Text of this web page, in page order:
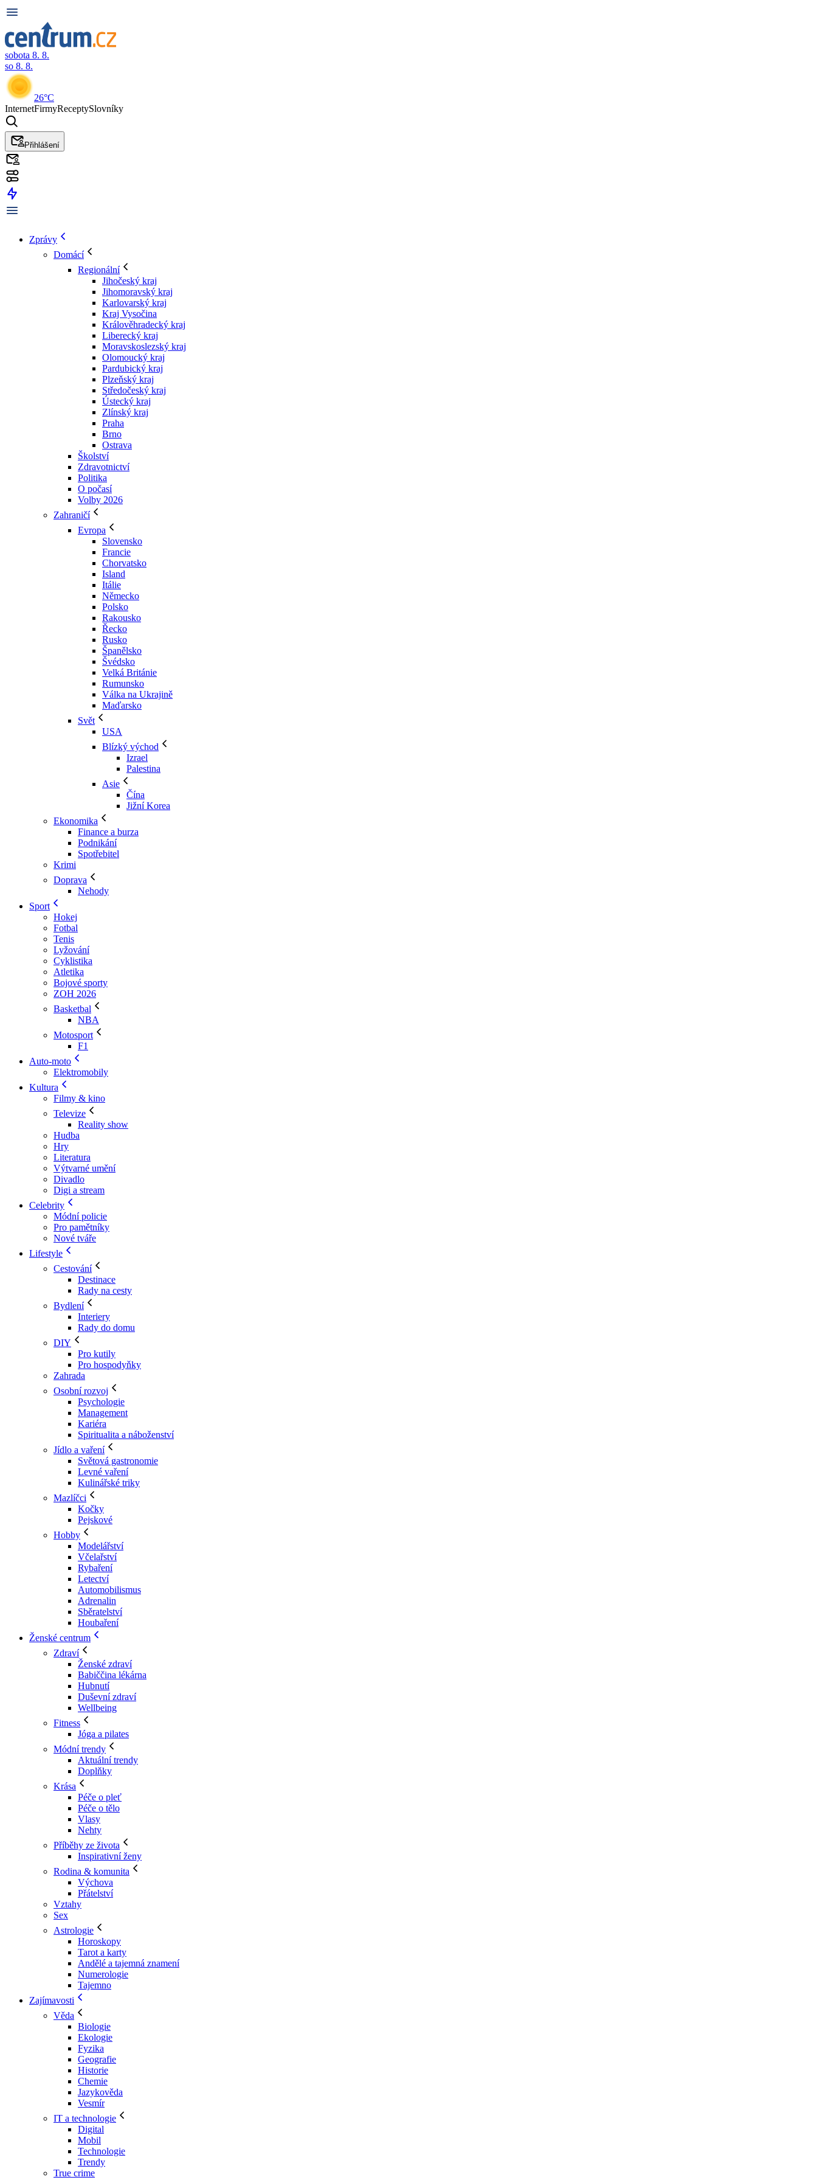
sobota 8. 8.
so 8. 8.
26°C
InternetFirmyReceptySlovníky
Přihlášení
Zprávy
Domácí
Regionální
Jihočeský kraj
Jihomoravský kraj
Karlovarský kraj
Kraj Vysočina
Králověhradecký kraj
Liberecký kraj
Moravskoslezský kraj
Olomoucký kraj
Pardubický kraj
Plzeňský kraj
Středočeský kraj
Ústecký kraj
Zlínský kraj
Praha
Brno
Ostrava
Školství
Zdravotnictví
Politika
O počasí
Volby 2026
Zahraničí
Evropa
Slovensko
Francie
Chorvatsko
Island
Itálie
Německo
Polsko
Rakousko
Řecko
Rusko
Španělsko
Švédsko
Velká Británie
Rumunsko
Válka na Ukrajině
Maďarsko
Svět
USA
Blízký východ
Izrael
Palestina
Asie
Čína
Jižní Korea
Ekonomika
Finance a burza
Podnikání
Spotřebitel
Krimi
Doprava
Nehody
Sport
Hokej
Fotbal
Tenis
Lyžování
Cyklistika
Atletika
Bojové sporty
ZOH 2026
Basketbal
NBA
Motosport
F1
Auto-moto
Elektromobily
Kultura
Filmy & kino
Televize
Reality show
Hudba
Hry
Literatura
Výtvarné umění
Divadlo
Digi a stream
Celebrity
Módní policie
Pro pamětníky
Nové tváře
Lifestyle
Cestování
Destinace
Rady na cesty
Bydlení
Interiery
Rady do domu
DIY
Pro kutily
Pro hospodyňky
Zahrada
Osobní rozvoj
Psychologie
Management
Kariéra
Spiritualita a náboženství
Jídlo a vaření
Světová gastronomie
Levné vaření
Kulinářské triky
Mazlíčci
Kočky
Pejskové
Hobby
Modelářství
Včelařství
Rybaření
Letectví
Automobilismus
Adrenalin
Sběratelství
Houbaření
Ženské centrum
Zdraví
Ženské zdraví
Babiččina lékárna
Hubnutí
Duševní zdraví
Wellbeing
Fitness
Jóga a pilates
Módní trendy
Aktuální trendy
Doplňky
Krása
Péče o pleť
Péče o tělo
Vlasy
Nehty
Příběhy ze života
Inspirativní ženy
Rodina & komunita
Výchova
Přátelství
Vztahy
Sex
Astrologie
Horoskopy
Tarot a karty
Andělé a tajemná znamení
Numerologie
Tajemno
Zajímavosti
Věda
Biologie
Ekologie
Fyzika
Geografie
Historie
Chemie
Jazykověda
Vesmír
IT a technologie
Digital
Mobil
Technologie
Trendy
True crime